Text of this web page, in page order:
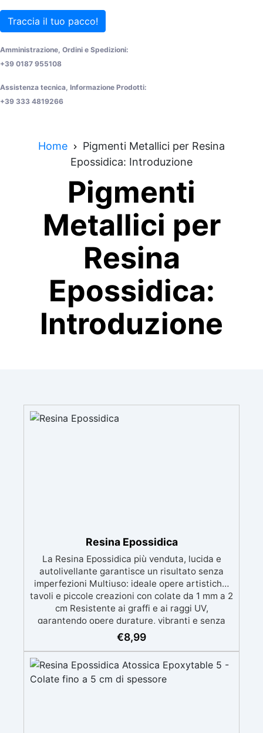
Traccia il tuo pacco!
Amministrazione, Ordini e Spedizioni:
+39 0187 955108
Assistenza tecnica, Informazione Prodotti:
+39 333 4819266
Home
Pigmenti Metallici per Resina
Epossidica: Introduzione
Pigmenti
Metallici per
Resina
Epossidica:
Introduzione
Resina Epossidica
La Resina Epossidica più venduta, lucida e
autolivellante garantisce un risultato senza
imperfezioni Multiuso: ideale opere artistiche,
tavoli e piccole creazioni con colate da 1 mm a 2
cm Resistente ai graffi e ai raggi UV,
garantendo opere durature, vibranti e senza
ingiallimenti nel tempo Bassa viscosità e
formula anti-bolle per risultati impeccabili,
Certificata Atossica post catalisi per contatto
con la pelle, BPA free e VoC Free
€8,99